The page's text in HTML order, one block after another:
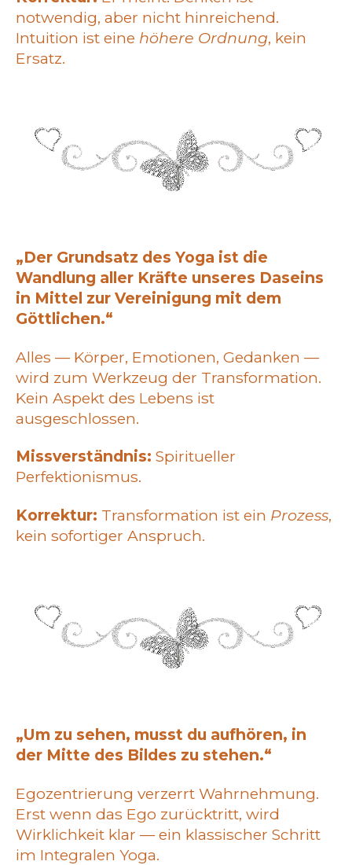
notwendig, aber nicht hinreichend.
Intuition ist eine höhere Ordnung, kein
Ersatz.
„Der Grundsatz des Yoga ist die
Wandlung aller Kräfte unseres Daseins
in Mittel zur Vereinigung mit dem
Göttlichen.“
Alles — Körper, Emotionen, Gedanken —
wird zum Werkzeug der Transformation.
Kein Aspekt des Lebens ist
ausgeschlossen.
Missverständnis: Spiritueller
Perfektionismus.
Korrektur: Transformation ist ein Prozess,
kein sofortiger Anspruch.
„Um zu sehen, musst du aufhören, in
der Mitte des Bildes zu stehen.“
Egozentrierung verzerrt Wahrnehmung.
Erst wenn das Ego zurücktritt, wird
Wirklichkeit klar — ein klassischer Schritt
im Integralen Yoga.